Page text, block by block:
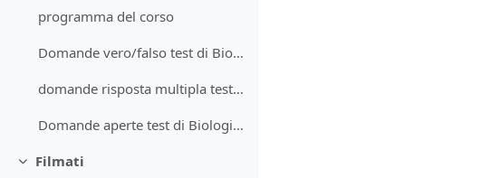
programma del corso
Domande vero/falso test di Biologia vegetale
domande risposta multipla test Biologia vegetale
Domande aperte test di Biologia vegetale
Minimizza
Filmati